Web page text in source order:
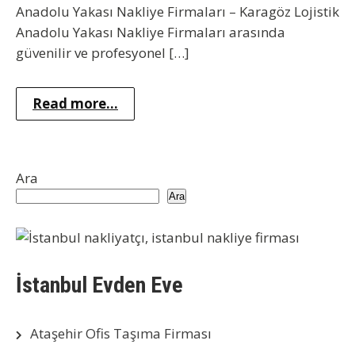
Anadolu Yakası Nakliye Firmaları – Karagöz Lojistik
Anadolu Yakası Nakliye Firmaları arasında
güvenilir ve profesyonel […]
Read more...
Ara
Ara
İstanbul Evden Eve
Ataşehir Ofis Taşıma Firması